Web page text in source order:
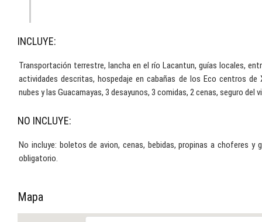
INCLUYE:
Transportación terrestre, lancha en el río Lacantun, guías locales,
actividades descritas, hospedaje en cabañas de los Eco centros de
nubes y las Guacamayas, 3 desayunos, 3 comidas, 2 cenas, seguro del
NO INCLUYE:
No incluye: boletos de avion, cenas, bebidas, propinas a choferes y
obligatorio.
Mapa